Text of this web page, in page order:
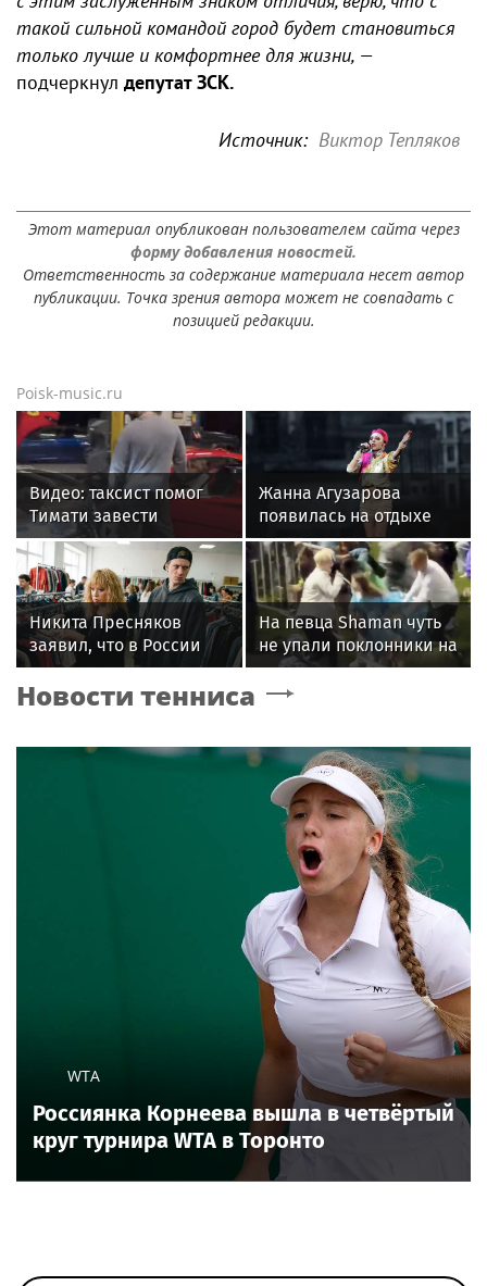
такой сильной командой город будет становиться
только лучше и комфортнее для жизни, —
подчеркнул депутат ЗСК.
Источник: Виктор Тепляков
Этот материал опубликован пользователем сайта через
форму добавления новостей.
Ответственность за содержание материала несет автор
публикации. Точка зрения автора может не совпадать с
позицией редакции.
Poisk-music.ru
Видео: таксист помог
Тимати завести
эксклюзивный Ferrari
F40 за 157 миллионов
рублей
Жанна Агузарова
появилась на отдыхе
с 22-летним
фотографом
Никита Пресняков
заявил, что в России
его обидели. И
рассорился с братом
На певца Shaman чуть
не упали поклонники на
концерте
Новости тенниса
WTA
Россиянка Корнеева вышла в четвёртый
круг турнира WTA в Торонто